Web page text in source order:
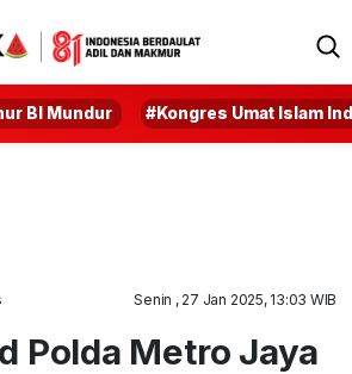
BI Mundur #Kongres Umat Islam
Senin , 27 Jan 2025, 13:03 WIB
Polda Metro Jaya